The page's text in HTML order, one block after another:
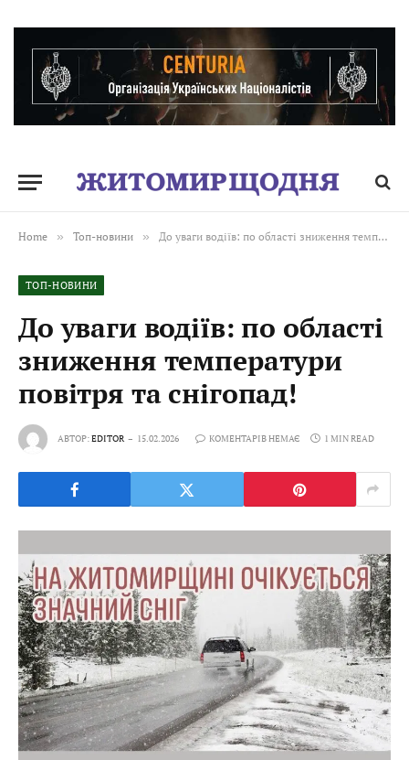
Home » Топ-новини » До уваги водіїв: по області зниження температури повітря та снігопад!
ТОП-НОВИНИ
До уваги водіїв: по області
зниження температури
повітря та снігопад!
АВТОР:EDITOR 15.02.2026 КОМЕНТАРІВ НЕМАЄ 1 MIN READ